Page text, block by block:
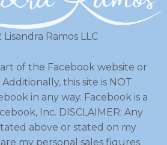
Lisandra Ramos LLC
of the Facebook website or
this site is NOT
in any way. Facebook is a
Inc. DISCLAIMER: Any
above or stated on my
my personal sales figures.